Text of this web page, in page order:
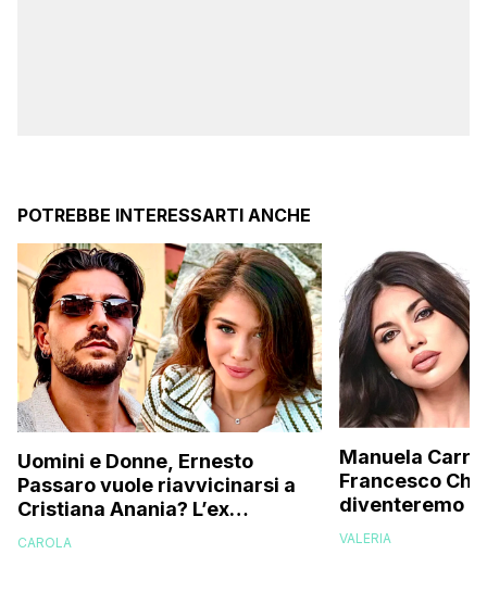
POTREBBE INTERESSARTI ANCHE
Uomini e Donne, Ernesto
Passaro vuole riavvicinarsi a
Cristiana Anania? L’ex
corteggiatore interviene e
CAROLA
Manuela
Francesco
diventeremo
avanzata,
VALERIA